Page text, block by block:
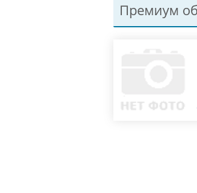
Премиум